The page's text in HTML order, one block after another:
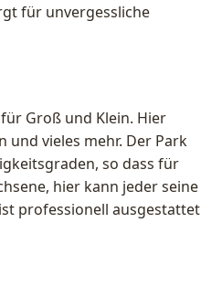
für unvergessliche
Groß und Klein. Hier
und vieles mehr. Der Park
so dass für
hier kann jeder seine
professionell ausgestattet